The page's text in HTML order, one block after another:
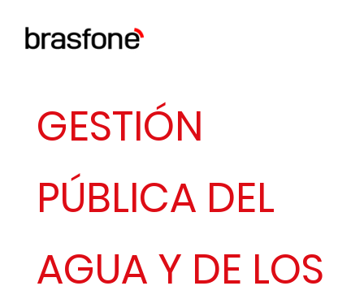
GESTIÓN
PÚBLICA DEL
AGUA Y DE LOS